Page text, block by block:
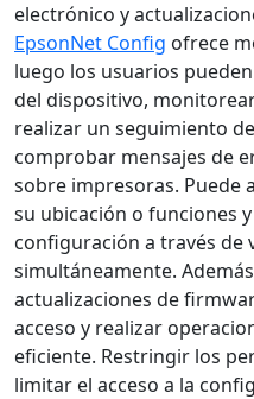
electrónico y
EpsonNet Config ofrece
luego los usuarios
del dispositivo,
realizar un seguimiento
comprobar mensajes de
sobre impresoras. Puede
su ubicación o funciones
configuración a través de
simultáneamente.
actualizaciones de
acceso y realizar
eficiente. Restringir los
limitar el acceso a la